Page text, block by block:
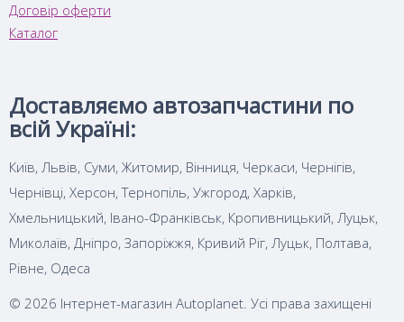
Договір оферти
Каталог
Доставляємо автозапчастини по
всій Україні:
Київ, Львів, Суми, Житомир, Вінниця, Черкаси, Чернігів,
Чернівці, Херсон, Тернопіль, Ужгород, Харків,
Хмельницький, Івано-Франківськ, Кропивницький, Луцьк,
Миколаїв, Дніпро, Запоріжжя, Кривий Ріг, Луцьк, Полтава,
Рівне, Одеса
© 2026 Інтернет-магазин Autoplanet. Усі права захищені